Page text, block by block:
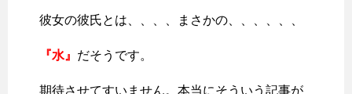
彼女の彼氏とは、、、、まさかの、、、、、、
『水』 だそうです。
期待させてすいません。本当にそういう記事が